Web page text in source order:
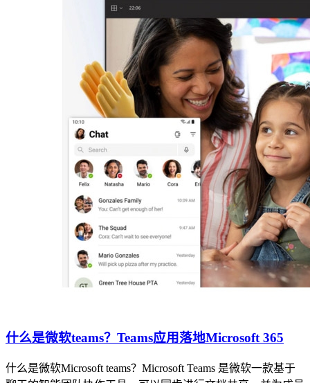
什么是微软teams？Teams应用落地Microsoft 365
什么是微软Microsoft teams？Microsoft Teams 是微软一款基于